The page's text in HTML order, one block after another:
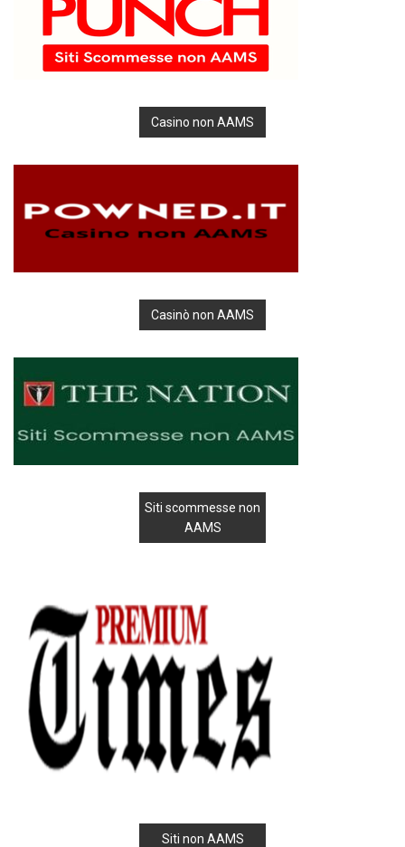
Casino non AAMS
Casinò non AAMS
Siti scommesse non
AAMS
Siti non AAMS